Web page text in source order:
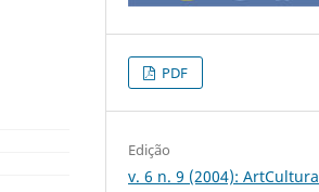
PDF
Edição
v. 6 n. 9 (2004): ArtCultura